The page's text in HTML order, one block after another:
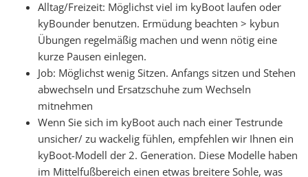
Alltag/Freizeit: Möglichst viel im kyBoot laufen oder
kyBounder benutzen. Ermüdung beachten > kybun
Übungen regelmäßig machen und wenn nötig eine
kurze Pausen einlegen.
Job: Möglichst wenig Sitzen. Anfangs sitzen und Stehen
abwechseln und Ersatzschuhe zum Wechseln
mitnehmen
Wenn Sie sich im kyBoot auch nach einer Testrunde
unsicher/ zu wackelig fühlen, empfehlen wir Ihnen ein
kyBoot-Modell der 2. Generation. Diese Modelle haben
im Mittelfußbereich einen etwas breitere Sohle, was